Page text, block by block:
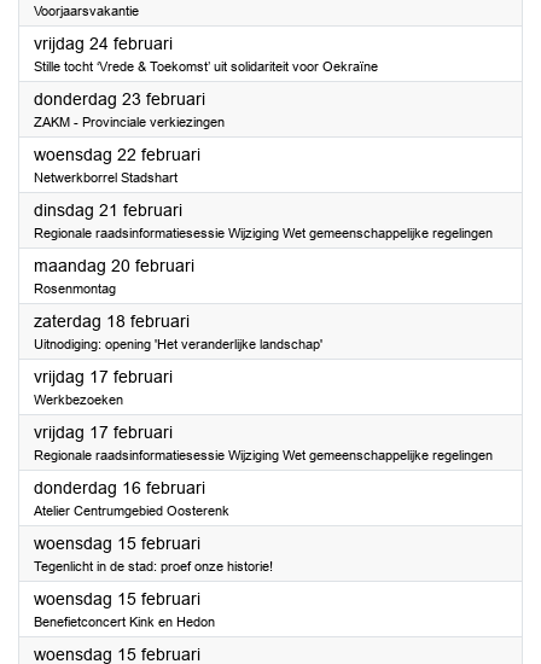
Voorjaarsvakantie
vrijdag 24 februari2023
Stille tocht ‘Vrede & Toekomst’ uit solidariteit voor Oekraïne
donderdag 23 februari2023
ZAKM - Provinciale verkiezingen
woensdag 22 februari2023
Netwerkborrel Stadshart
dinsdag 21 februari2023
Regionale raadsinformatiesessie Wijziging Wet gemeenschappelijke regelingen
maandag 20 februari2023
Rosenmontag
zaterdag 18 februari2023
Uitnodiging: opening 'Het veranderlijke landschap'
vrijdag 17 februari2023
Werkbezoeken
vrijdag 17 februari2023
Regionale raadsinformatiesessie Wijziging Wet gemeenschappelijke regelingen
donderdag 16 februari2023
Atelier Centrumgebied Oosterenk
woensdag 15 februari2023
Tegenlicht in de stad: proef onze historie!
woensdag 15 februari2023
Benefietconcert Kink en Hedon
woensdag 15 februari2023